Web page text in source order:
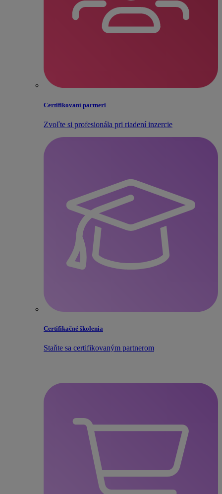
Certifikovaní partneri
Zvoľte si profesionála pri riadení inzercie
Certifikačné školenia
Staňte sa certifikovaným partnerom